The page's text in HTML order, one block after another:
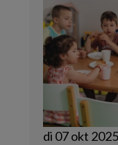
di 07 okt